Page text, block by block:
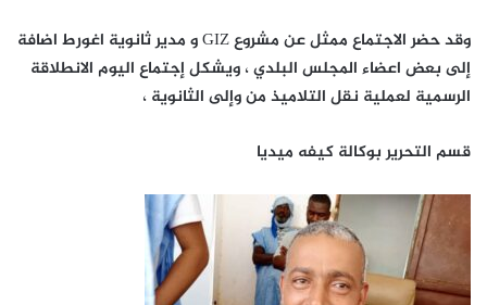
وقد حضر الاجتماع ممثل عن مشروع GIZ و مدير ثانوية اغورط اضافة
إلى بعض اعضاء المجلس البلدي ، ويشكل إجتماع اليوم الانطلاقة
الرسمية لعملية نقل التلاميذ من وإلى الثانوية ،
قسم التحرير بوكالة كيفه ميديا